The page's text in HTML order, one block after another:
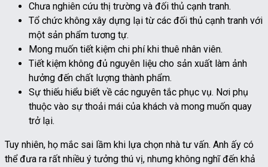
Chưa nghiên cứu thị trường và đối thủ cạnh tranh.
Tổ chức không xây dựng lại từ các đối thủ cạnh tranh với
một sản phẩm tương tự.
Mong muốn tiết kiệm chi phí khi thuê nhân viên.
Tiết kiệm không đủ nguyên liệu cho sản xuất làm ảnh
hưởng đến chất lượng thành phẩm.
Sự thiếu hiểu biết về các nguyên tắc phục vụ. Nơi phụ
thuộc vào sự thoải mái của khách và mong muốn quay
trở lại.
Tuy nhiên, họ mắc sai lầm khi lựa chọn nhà tư vấn. Anh ấy có
thể đưa ra rất nhiều ý tưởng thú vị, nhưng không nghĩ đến khả